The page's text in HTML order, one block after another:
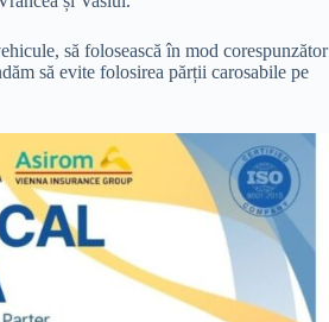
să folosească în mod corespunzător
să evite folosirea părții carosabile pe